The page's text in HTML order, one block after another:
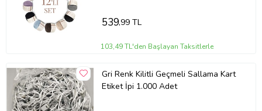
539,99 TL
103,49 TL'den Başlayan Taksitlerle
Gri Renk Kilitli Geçmeli Sallama Kart
Etiket İpi 1.000 Adet